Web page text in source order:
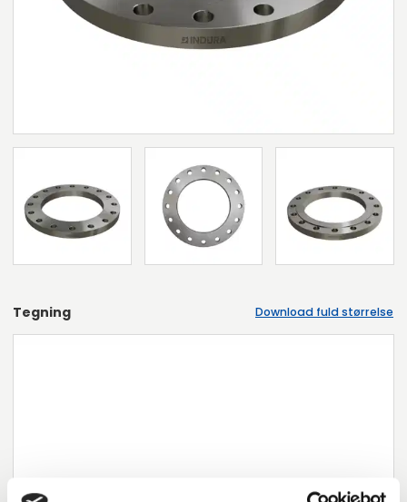
Tegning Download fuld størrelse